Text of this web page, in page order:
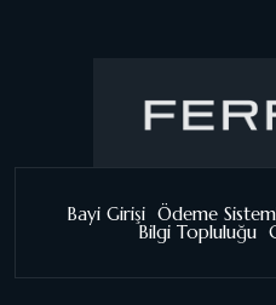
Bayi Girişi Ödeme
Bilgi Topluluğu